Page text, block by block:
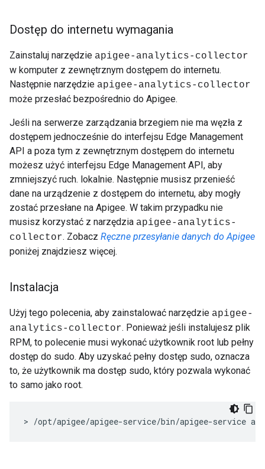
Dostęp do internetu wymagania
Zainstaluj narzędzie apigee-analytics-collector
w komputer z zewnętrznym dostępem do internetu.
Następnie narzędzie apigee-analytics-collector
może przesłać bezpośrednio do Apigee.
Jeśli na serwerze zarządzania brzegiem nie ma węzła z
dostępem jednocześnie do interfejsu Edge Management
API a poza tym z zewnętrznym dostępem do internetu
możesz użyć interfejsu Edge Management API, aby
zmniejszyć ruch. lokalnie. Następnie musisz przenieść
dane na urządzenie z dostępem do internetu, aby mogły
zostać przesłane na Apigee. W takim przypadku nie
musisz korzystać z narzędzia apigee-analytics-
collector. Zobacz Ręczne przesyłanie danych do Apigee
poniżej znajdziesz więcej.
Instalacja
Użyj tego polecenia, aby zainstalować narzędzie apigee-
analytics-collector. Ponieważ jeśli instalujesz plik
RPM, to polecenie musi wykonać użytkownik root lub pełny
dostęp do sudo. Aby uzyskać pełny dostęp sudo, oznacza
to, że użytkownik ma dostęp sudo, który pozwala wykonać
to samo jako root.
> /opt/apigee/apigee-service/bin/apigee-service